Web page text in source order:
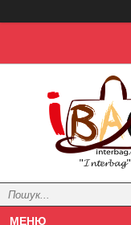
"𝓘𝓷𝓽𝓮𝓻𝓫𝓪𝓰"